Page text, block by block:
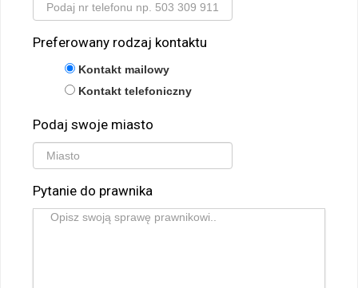
Preferowany rodzaj kontaktu
Kontakt mailowy
Kontakt telefoniczny
Podaj swoje miasto
Pytanie do prawnika